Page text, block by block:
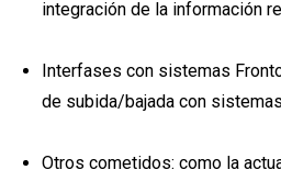
integración de la información
Interfases con sistemas
de subida/bajada con
Otros cometidos: como la